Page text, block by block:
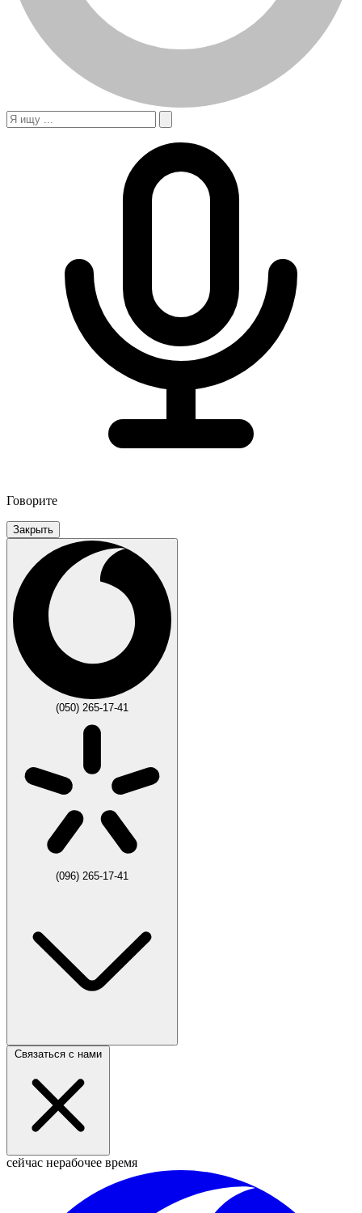
Говорите
Закрыть
(050) 265-17-41
(096) 265-17-41
Связаться с нами
сейчас нерабочее время